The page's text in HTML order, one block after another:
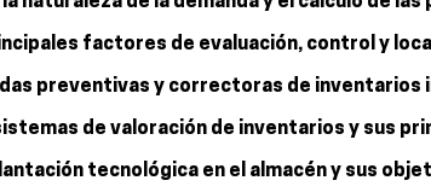
factores de evaluación, control y
preventivas y correctoras de
sistemas de valoración de inventarios y sus
tecnológica en el almacén y sus